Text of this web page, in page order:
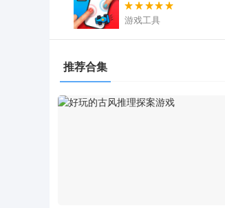
游戏工具
推荐合集